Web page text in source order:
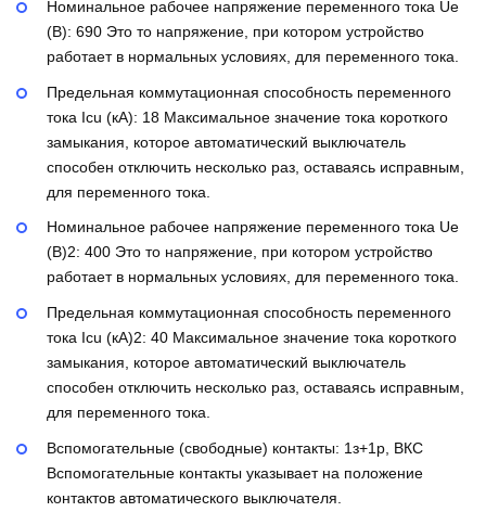
Номинальное рабочее напряжение переменного тока Ue
(В): 690 Это то напряжение, при котором устройство
работает в нормальных условиях, для переменного тока.
Предельная коммутационная способность переменного
тока Icu (кА): 18 Максимальное значение тока короткого
замыкания, которое автоматический выключатель
способен отключить несколько раз, оставаясь исправным,
для переменного тока.
Номинальное рабочее напряжение переменного тока Ue
(В)2: 400 Это то напряжение, при котором устройство
работает в нормальных условиях, для переменного тока.
Предельная коммутационная способность переменного
тока Icu (кА)2: 40 Максимальное значение тока короткого
замыкания, которое автоматический выключатель
способен отключить несколько раз, оставаясь исправным,
для переменного тока.
Вспомогательные (свободные) контакты: 1з+1р, ВКС
Вспомогательные контакты указывает на положение
контактов автоматического выключателя.